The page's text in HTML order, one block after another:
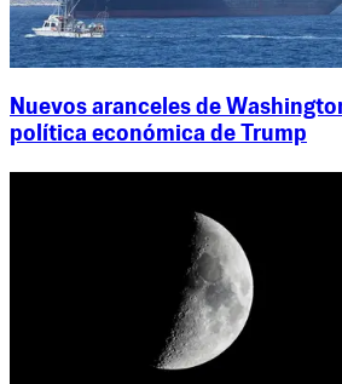
Nuevos aranceles de
política económica de Trump